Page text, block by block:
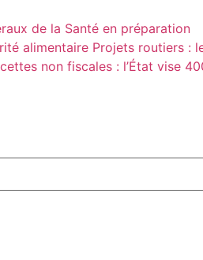
de la Santé en préparation
alimentaire Projets routiers :
non fiscales : l’État vise